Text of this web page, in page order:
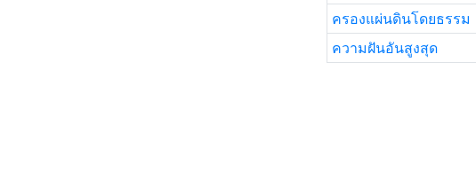
ครองแผ่นดินโดยธรรม
ความฝันอันสูงสุด